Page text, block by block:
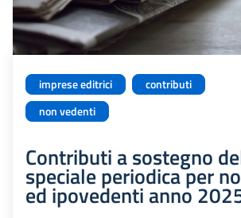
imprese editrici
contributi
non vedenti
Contributi a sostegno
speciale periodica per
ed ipovedenti anno